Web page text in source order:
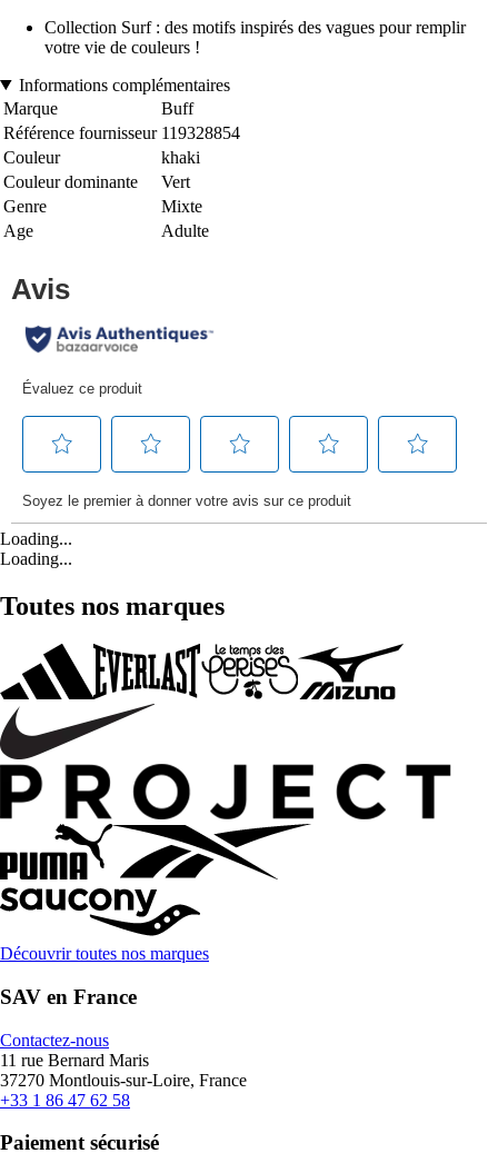
Collection Surf : des motifs inspirés des vagues pour remplir
votre vie de couleurs !
Informations complémentaires
Marque
Buff
Référence fournisseur 119328854
Couleur
khaki
Couleur dominante
Vert
Genre
Mixte
Age
Adulte
Loading...
Loading...
Toutes nos marques
Découvrir toutes nos marques
SAV en France
Contactez-nous
11 rue Bernard Maris
37270 Montlouis-sur-Loire, France
+33 1 86 47 62 58
Paiement sécurisé